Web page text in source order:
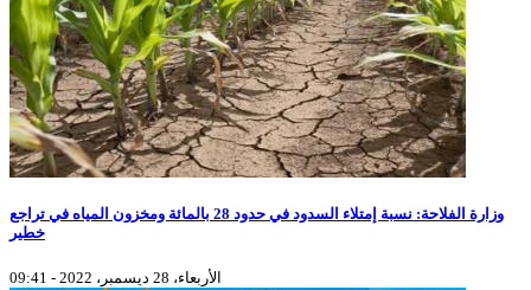
وزارة الفلاحة: نسبة إمتلاء السدود في حدود 28 بالمائة ومخزون المياه في تراجع
خطير
الأربعاء، 28 ديسمبر، 2022 - 09:41